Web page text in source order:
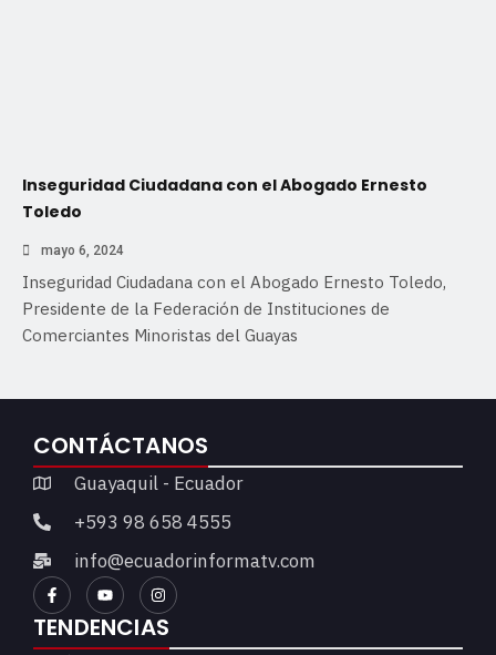
Inseguridad Ciudadana con el Abogado Ernesto
Toledo
mayo 6, 2024
Inseguridad Ciudadana con el Abogado Ernesto Toledo,
Presidente de la Federación de Instituciones de
Comerciantes Minoristas del Guayas
CONTÁCTANOS
Guayaquil - Ecuador
+593 98 658 4555
info@ecuadorinformatv.com
TENDENCIAS